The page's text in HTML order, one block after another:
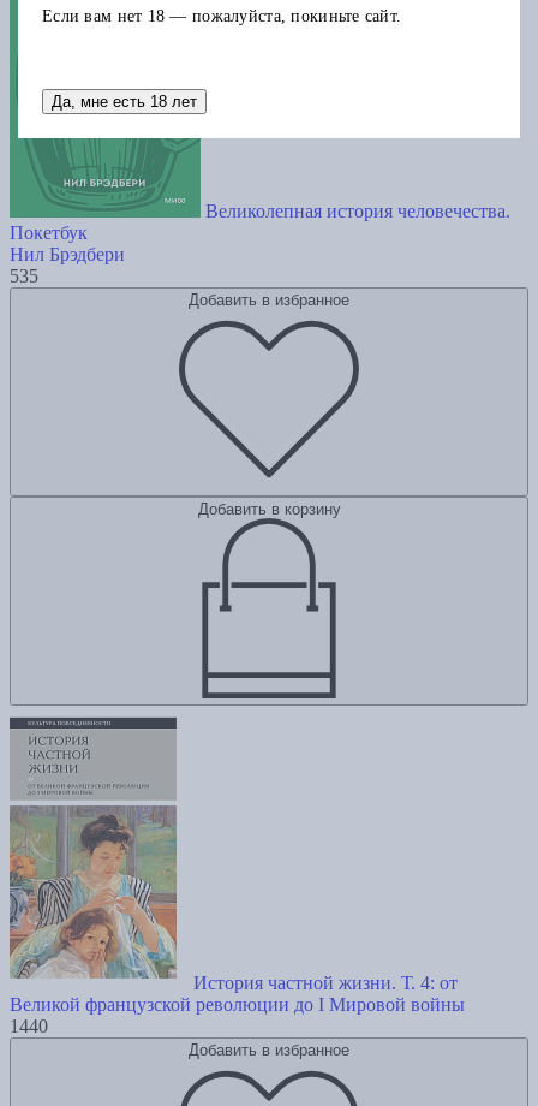
Великолепная история человечества.
Покетбук
Нил Брэдбери
535
Добавить в избранное
Добавить в корзину
История частной жизни. Т. 4: от
Великой французской революции до I Мировой войны
1440
Добавить в избранное
Если вам нет 18 — пожалуйста, покиньте сайт.
Да, мне есть 18 лет